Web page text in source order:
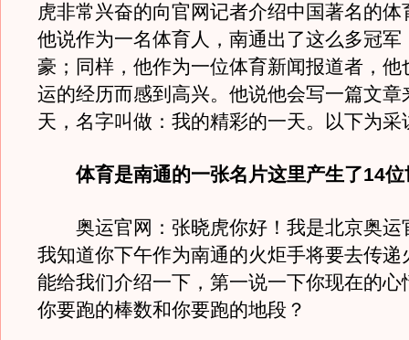
虎非常兴奋的向官网记者介绍中国著名的体
他说作为一名体育人，南通出了这么多冠军
豪；同样，他作为一位体育新闻报道者，他
运的经历而感到高兴。他说他会写一篇文章
天，名字叫做：我的精彩的一天。以下
体育是南通的一张名片这里产生了14
奥运官网：张晓虎你好！我是北京奥运
我知道你下午作为南通的火炬手将要去传递
能给我们介绍一下，第一说一下你现在的心
你要跑的棒数和你要跑的地段？